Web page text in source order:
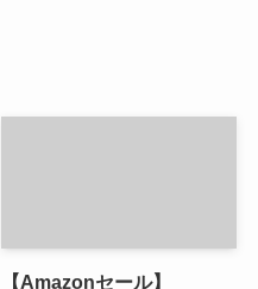
【Amazonセール】